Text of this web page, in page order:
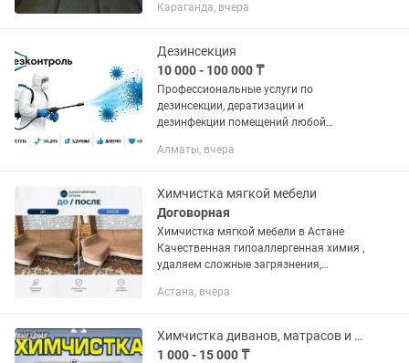
пятна (еда, напитки, дети, животные) ✅
Караганда, вчера
Дезинсекция
10 000 - 100 000 ₸
Профессиональные услуги по
дезинсекции, дератизации и
дезинфекции помещений любой
домами, кафе, магазинами, складами,
Уничтожаем: •...
Алматы, вчера
Химчистка мягкой мебели
Договорная
Химчистка мягкой мебели в Астане
Качественная гипоаллергенная химия ,
удаляем сложные загрязнения,
вашей мебели Выезд и консультация
Астана, вчера
Химчистка диванов, матрасов и мягкой мебели
1 000 - 15 000 ₸